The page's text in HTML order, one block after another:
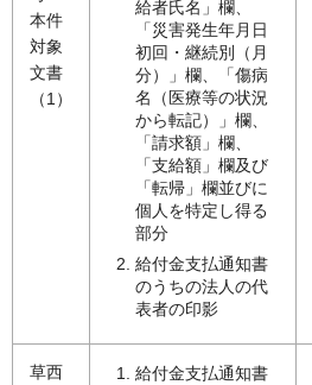
本件
対象
文書
（1）
給者氏名」欄、
「災害発生年月日
初回・継続別（月
分）」欄、「傷病
名（医療等の状況
から転記）」欄、
「請求額」欄、
「支給額」欄及び
「転帰」欄並びに
個人を特定し得る
部分
給付金支払通知書
のうちの法人の代
表者の印影
草西
給付金支払通知書